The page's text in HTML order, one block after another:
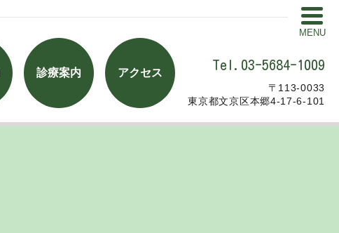
診療案内 アクセス
MENU
Tel.03-5684-1009
〒113-0033
東京都文京区本郷4-17-6-101